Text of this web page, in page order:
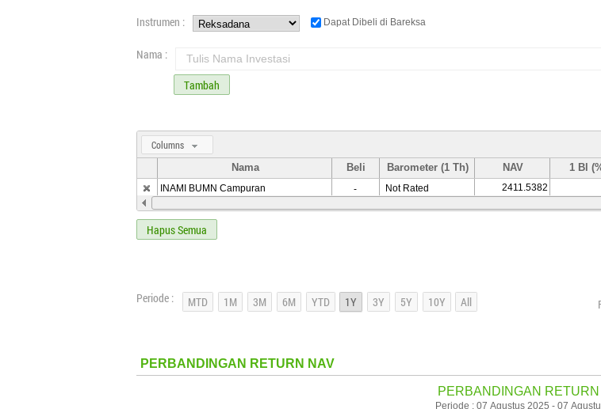
Instrumen : Dapat Dibeli di Bareksa
Nama : Tulis Nama Investasi
Tambah
Columns
Nama Beli Barometer (1 Th) NAV 1 Bl
INAMI BUMN Campuran - Not Rated 2411.5382
Hapus Semua
Periode :
PERBANDINGAN RETURN NAV
PERBANDINGAN
Periode : 07 Agustus 2025 - 07